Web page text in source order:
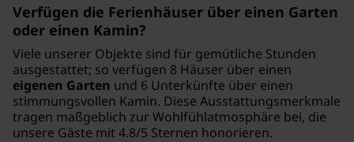
Verfügen die Ferienhäuser über einen Garten
oder einen Kamin?
Viele unserer Objekte sind für gemütliche Stunden
ausgestattet; so verfügen 8 Häuser über einen
eigenen Garten und 6 Unterkünfte über einen
stimmungsvollen Kamin. Diese Ausstattungsmerkmale
tragen maßgeblich zur Wohlfühlatmosphäre bei, die
unsere Gäste mit 4.8/5 Sternen honorieren.